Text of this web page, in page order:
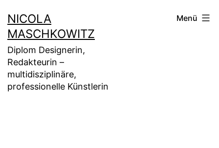
Inhalt
springen
NICOLA
MASCHKOWITZ
Diplom Designerin,
Redakteurin –
multidisziplinäre,
professionelle Künstlerin
Menü